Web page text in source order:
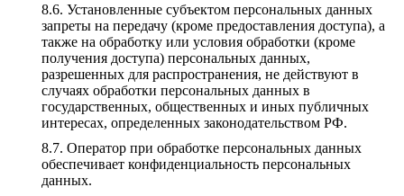
Установленные субъектом персональных данных
запреты на передачу (кроме предоставления доступа), а
также на обработку или условия обработки (кроме
получения доступа) персональных данных,
разрешенных для распространения, не действуют в
случаях обработки персональных данных в
государственных, общественных и иных публичных
интересах, определенных законодательством РФ.
Оператор при обработке персональных данных
обеспечивает конфиденциальность персональных
данных.